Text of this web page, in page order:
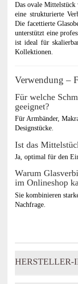
Das ovale
eine strukturierte
Die facettierte
unterstützt eine
ist ideal für
Kollektionen.
Verwendung –
Für welche
geeignet?
Für Armbänder,
Designstücke.
Ist das
Ja, optimal für den
Warum
im Onlineshop
Sie kombinieren
Nachfrage.
HERSTELLER-